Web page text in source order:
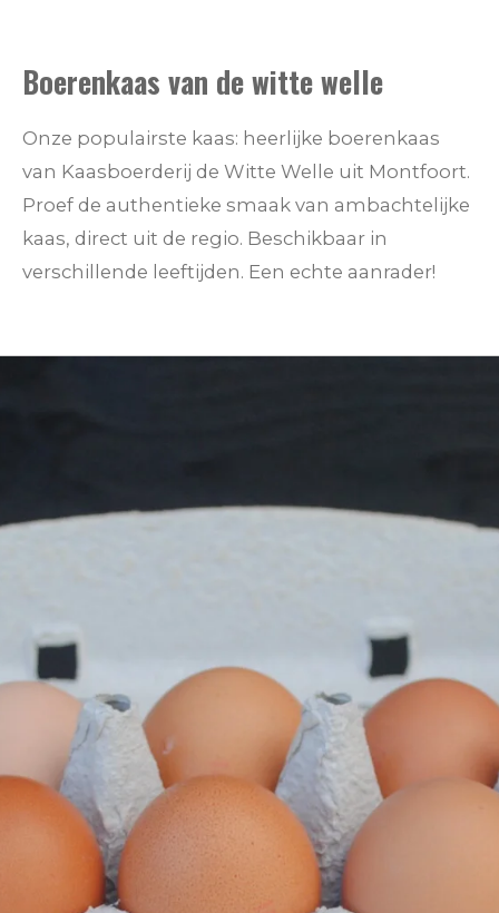
Boerenkaas van de witte welle
Onze populairste kaas: heerlijke boerenkaas
van Kaasboerderij de Witte Welle uit Montfoort.
Proef de authentieke smaak van ambachtelijke
kaas, direct uit de regio. Beschikbaar in
verschillende leeftijden. Een echte aanrader!